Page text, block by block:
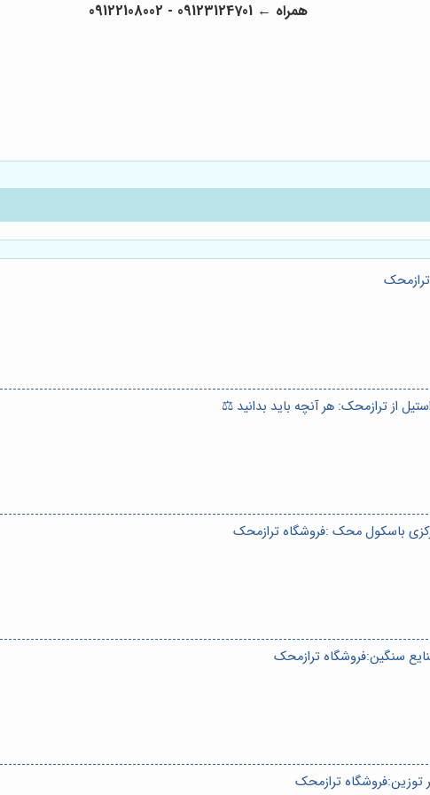
همراه ← 09123124701 - 09122108002
از ترازمحک: هر آنچه باید بدانید ⚖️
باسکول محک :فروشگاه ترازمحک
سنگین:فروشگاه ترازمحک
ترازمحک